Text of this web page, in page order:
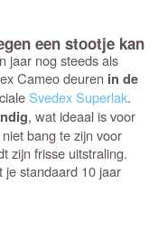
een stootje kan
jaar nog steeds als
Cameo deuren in de
Svedex Superlak.
, wat ideaal is voor
bang te zijn voor
zijn frisse uitstraling.
je standaard 10 jaar